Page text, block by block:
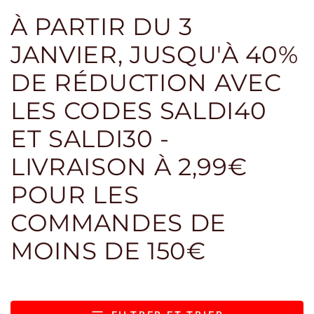
À PARTIR DU 3
JANVIER, JUSQU'À 40%
DE RÉDUCTION AVEC
LES CODES SALDI40
ET SALDI30 -
LIVRAISON À 2,99€
POUR LES
COMMANDES DE
MOINS DE 150€